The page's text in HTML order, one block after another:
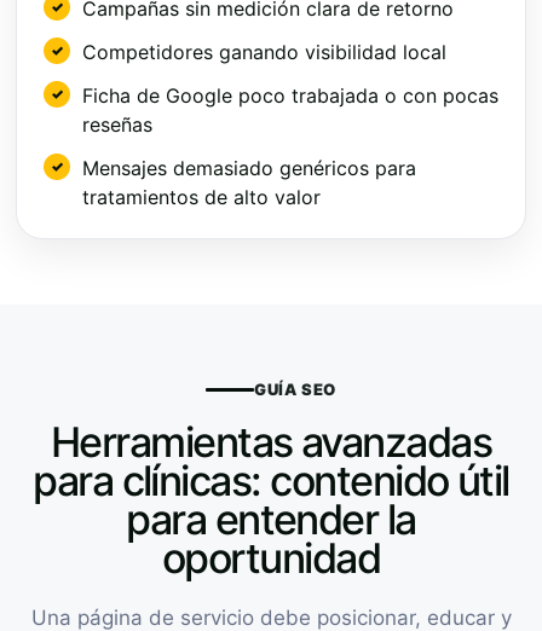
Campañas sin medición clara de retorno
Competidores ganando visibilidad local
Ficha de Google poco trabajada o con pocas
reseñas
Mensajes demasiado genéricos para
tratamientos de alto valor
GUÍA SEO
Herramientas avanzadas
para clínicas: contenido útil
para entender la
oportunidad
Una página de servicio debe posicionar, educar y